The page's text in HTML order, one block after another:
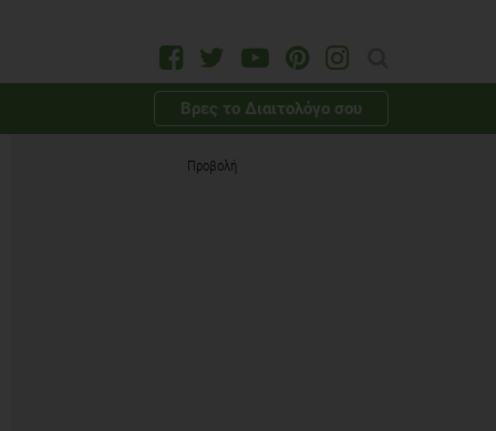
Βρες το Διαιτολόγο σου
Προβολή